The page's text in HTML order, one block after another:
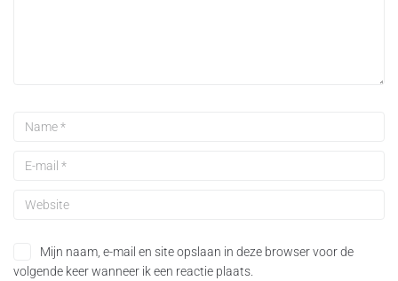
Mijn naam, e-mail en site opslaan in deze browser voor de
volgende keer wanneer ik een reactie plaats.